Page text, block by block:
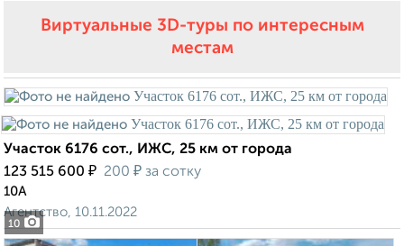
Виртуальные 3D-туры по интересным
местам
10
Участок 6176 сот., ИЖС, 25 км от города
123 515 600 ₽ 200 ₽ за сотку
10А
Агентство, 10.11.2022